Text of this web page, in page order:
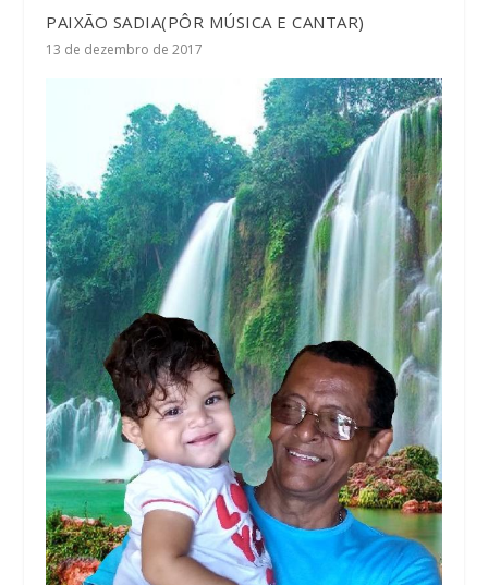
PAIXÃO SADIA(PÔR MÚSICA E CANTAR)
13 de dezembro de 2017